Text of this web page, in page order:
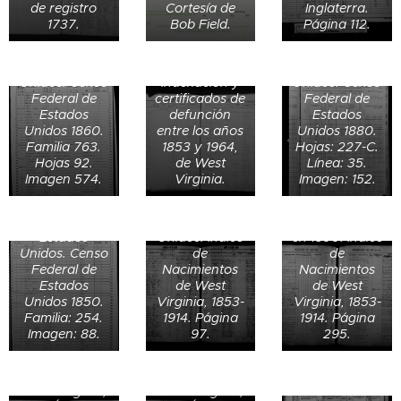
de registro
1737.
Cortesía de
Bob Field.
Inglaterra.
Página 112.
Joseph South
de 68 años en
Unidos. Censo
Federal de
Estados
Unidos 1860.
Familia 763.
Hojas 92.
Imagen 574.
Virginia
Occidental,
Indexación y
certificados de
defunción
entre los años
1853 y 1964,
de West
Virginia.
Morgantown,
Monongalia,
Unidos. Censo
Federal de
Estados
Unidos 1880.
Hojas: 227-C.
Línea: 35.
Imagen: 152.
Rush
Washington
Dorsey de 9
años en
Unidos. Censo
Federal de
Estados
Unidos 1850.
Familia: 254.
Imagen: 88.
nacimiento de
Estella Dorsey
(1) el 15 de
diciembre de
1866 en
Morgan,
Monongalia,
de
Nacimientos
de West
Virginia, 1853-
1914. Página
97.
Datos de
de
Nacimientos
de West
Virginia, 1853-
1914. Página
295.
Datos de
nacimiento de
Lizzie L.
Dorsey el 8 de
septiembre de
1875 en
Datos de
nacimiento de
Lucy A.
Dorsey el 9 de
junio de 1877
Elisabeth
Tripet de 54
años en New
Jersey,
Mary Newson
(Harriot) el 10
de noviembre
de 1812 en
Londres,
Middlesex,
Inglaterra. The
the UK; Kew,